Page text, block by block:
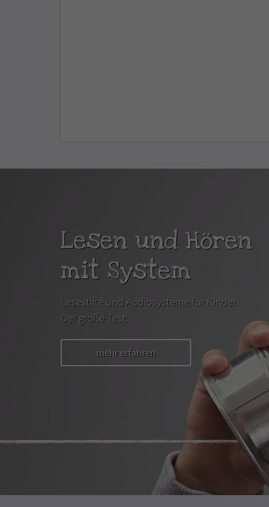
Lesen und Hören
mit System
Lesestifte und Audiosysteme für Kinder.
Der große Test.
mehr erfahren